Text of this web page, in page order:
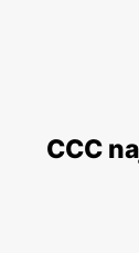
CCC